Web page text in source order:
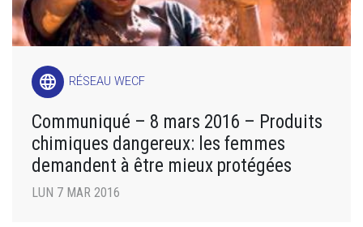
language RÉSEAU WECF
Communiqué – 8 mars 2016 – Produits
chimiques dangereux: les femmes
demandent à être mieux protégées
LUN 7 MAR 2016